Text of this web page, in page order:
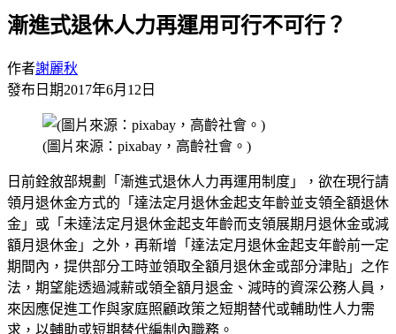
漸進式退休人力再運用可行不可行？
作者謝麗秋
發布日期2017年6月12日
(圖片來源：pixabay，高齡社會。)
日前銓敘部規劃「漸進式退休人力再運用制度」，欲在現行請
領月退休金方式的「達法定月退休金起支年齡並支領全額退休
金」或「未達法定月退休金起支年齡而支領展期月退休金或減
額月退休金」之外，再新增「達法定月退休金起支年齡前一定
期間內，提供部分工時並領取全額月退休金或部分津貼」之作
法，期望能透過減薪或領全額月退金、減時的資深公務人員，
來因應促進工作與家庭照顧政策之短期替代或輔助性人力需
求，以輔助或短期替代編制內職務。